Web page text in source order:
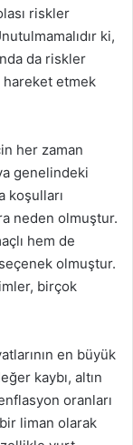
riskler
ki,
da riskler
etmek
her zaman
genelindeki
koşulları
neden olmuştur.
hem de
olmuştur.
birçok
en büyük
kaybı, altın
oranları
liman olarak